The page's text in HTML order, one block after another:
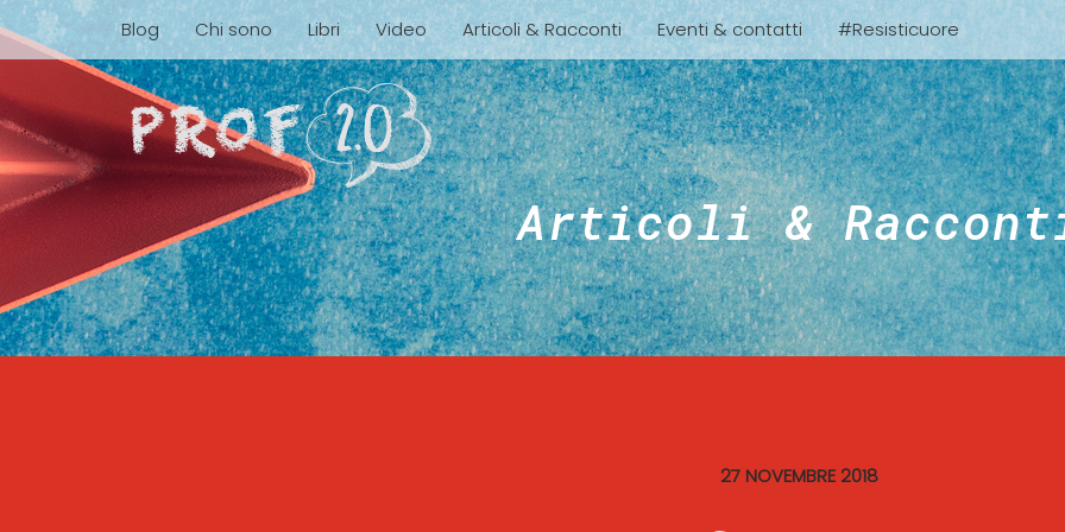
Blog Chi sono Libri Video Articoli & Racconti Eventi & contatti #Resisticuore
Articoli &
27 NOVEMBRE 2018